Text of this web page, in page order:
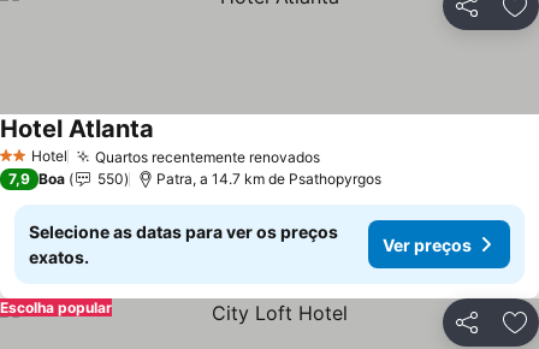
Partilhar
2 Estrelas
Hotel Quartos recentemente renovadosVer preços
Hotel Atlanta
7,9 Boa 550 Patra, a 14.7 km de Psathopyrgos
Selecione as datas para ver os preços
exatos.
Ver preços
Partilhar
Escolha popular